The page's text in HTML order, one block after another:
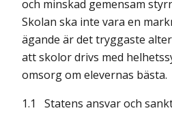
och minskad gemensam
Skolan ska inte vara en
ägande är det tryggaste
att skolor drivs med
omsorg om elevernas bästa.
1.1 Statens ansvar och